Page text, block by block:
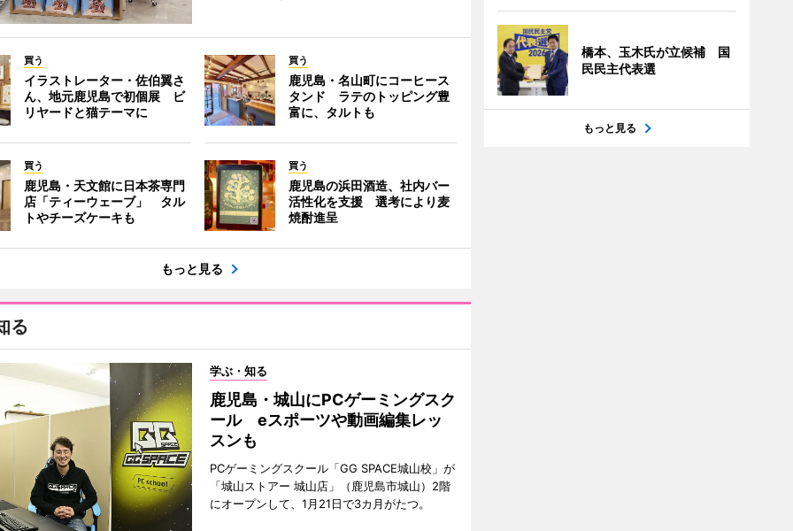
買う
イラストレーター・佐伯翼さ
ん、地元鹿児島で初個展 ビ
リヤードと猫テーマに
買う
鹿児島・名山町にコーヒース
タンド ラテのトッピング豊
富に、タルトも
買う
鹿児島・天文館に日本茶専門
店「ティーウェーブ」 タル
トやチーズケーキも
買う
鹿児島の浜田酒造、社内バー
活性化を支援 選考により麦
焼酎進呈
もっと見る
る
学ぶ・知る
鹿児島・城山にPCゲーミングスク
ール eスポーツや動画編集レッ
スンも
PCゲーミングスクール「GG SPACE城山校」が
「城山ストアー 城山店」（鹿児島市城山）2階
にオープンして、1月21日で3カ月がたつ。
橋本、玉木氏が立候補 国
民民主代表選
もっと見る